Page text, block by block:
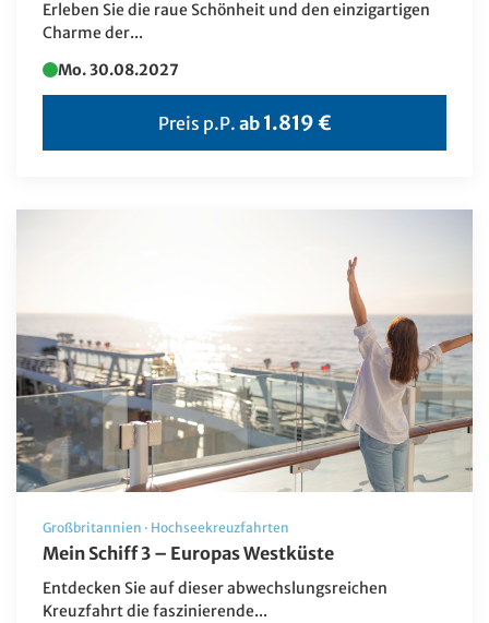
Marokko
Mauritius
Monaco
Niederlande
Norwegen
Polen
Portugal
Rumänien
Schweiz
Simbabwe
Erleben Sie die raue Schönheit und den einzigartigen
Charme der...
Mo. 30.08.2027
Preis p.P. ab 1.819 €
Großbritannien · Hochseekreuzfahrten
Mein Schiff 3 – Europas Westküste
Entdecken Sie auf dieser abwechslungsreichen
Kreuzfahrt die faszinierende...